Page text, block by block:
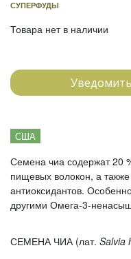
СУПЕРФУДЫ
Товара нет в наличии
США
Семена чиа содержат 20
пищевых волокон, а
антиоксидантов.
другими Омега-3-
СЕМЕНА ЧИА (лат. Salvia